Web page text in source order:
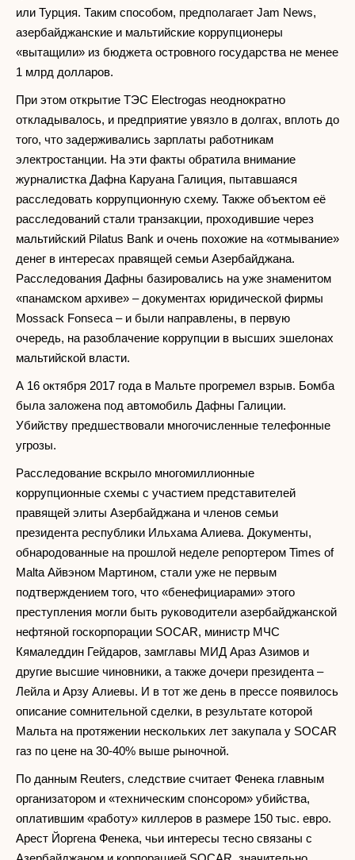
или Турция. Таким способом, предполагает Jam News,
азербайджанские и мальтийские коррупционеры
«вытащили» из бюджета островного государства не менее
1 млрд долларов.
При этом открытие ТЭС Electrogas неоднократно
откладывалось, и предприятие увязло в долгах, вплоть до
того, что задерживались зарплаты работникам
электростанции. На эти факты обратила внимание
журналистка Дафна Каруана Галиция, пытавшаяся
расследовать коррупционную схему. Также объектом её
расследований стали транзакции, проходившие через
мальтийский Pilatus Bank и очень похожие на «отмывание»
денег в интересах правящей семьи Азербайджана.
Расследования Дафны базировались на уже знаменитом
«панамском архиве» – документах юридической фирмы
Mossack Fonseca – и были направлены, в первую
очередь, на разоблачение коррупции в высших эшелонах
мальтийской власти.
А 16 октября 2017 года в Мальте прогремел взрыв. Бомба
была заложена под автомобиль Дафны Галиции.
Убийству предшествовали многочисленные телефонные
угрозы.
Расследование вскрыло многомиллионные
коррупционные схемы с участием представителей
правящей элиты Азербайджана и членов семьи
президента республики Ильхама Алиева. Документы,
обнародованные на прошлой неделе репортером Times of
Malta Айвэном Мартином, стали уже не первым
подтверждением того, что «бенефициарами» этого
преступления могли быть руководители азербайджанской
нефтяной госкорпорации SOCAR, министр МЧС
Кямаледдин Гейдаров, замглавы МИД Араз Азимов и
другие высшие чиновники, а также дочери президента –
Лейла и Арзу Алиевы. И в тот же день в прессе появилось
описание сомнительной сделки, в результате которой
Мальта на протяжении нескольких лет закупала у SOCAR
газ по цене на 30-40% выше рыночной.
По данным Reuters, следствие считает Фенека главным
организатором и «техническим спонсором» убийства,
оплатившим «работу» киллеров в размере 150 тыс. евро.
Арест Йоргена Фенека, чьи интересы тесно связаны с